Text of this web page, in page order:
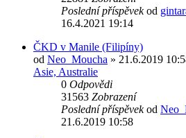
Poslední příspěvekod
16.4.2021 19:14
ČKD v Manile (Filipíny)
od Neo_Moucha » 21.6.2019
Asie, Australie
0 Odpovědi
31563 Zobrazení
Poslední příspěvekod
21.6.2019 10:58